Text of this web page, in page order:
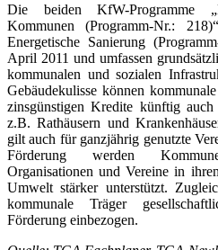
Die beiden KfW-Programme
Kommunen (Programm-Nr.:
Energetische Sanierung
April 2011 und umfassen
kommunalen und sozialen
Gebäudekulisse können
zinsgünstigen Kredite künftig auch
z.B. Rathäusern und
gilt auch für ganzjährig genutzte
Förderung werden
Organisationen und Vereine in
Umwelt stärker unterstützt.
kommunale Träger
Förderung einbezogen.